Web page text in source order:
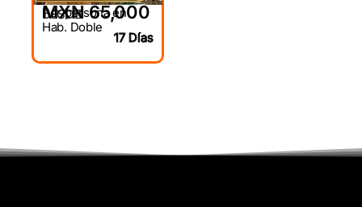
DESDE
MXN 65,000
Por persona en
Hab. Doble
17 Días